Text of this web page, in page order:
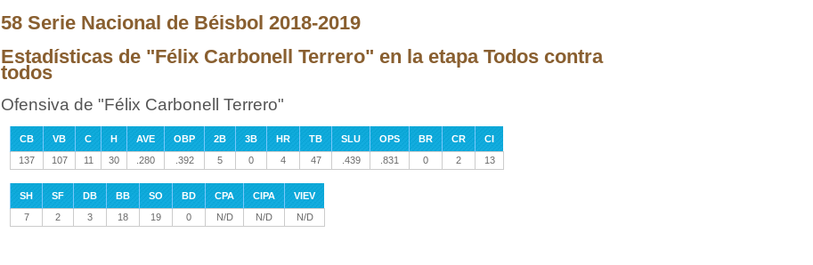
58 Serie Nacional de Béisbol 2018-2019
Estadísticas de "Félix Carbonell Terrero" en la etapa Todos contra
todos
Ofensiva de "Félix Carbonell Terrero"
CB VB C H AVE OBP 2B 3B HR TB SLU OPS BR CR
CI
137
107 11 30 .280 .392 5 0 4 47 .439 .831 0 2 13
SH SF DB BB SO BD CPA CIPA
VIEV
7
2 3 18 19 0 N/D N/D N/D